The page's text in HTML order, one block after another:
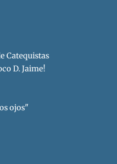
Catequistas
D. Jaime!
ojos"